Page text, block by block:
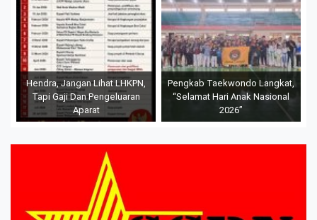
Hendra, Jangan Lihat LHKPN,
Tapi Gaji Dan Pengeluaran
Aparat
Pengkab Taekwondo Langkat,
“Selamat Hari Anak Nasional
2026”